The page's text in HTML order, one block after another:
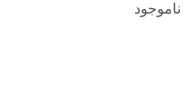
ناموجود